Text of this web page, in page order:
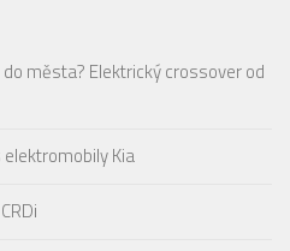
města? Elektrický crossover od
Kia